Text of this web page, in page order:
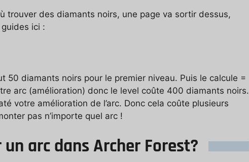
trouver des diamants noirs, une page va sortir dessus,
ici :
50 diamants noirs pour le premier niveau. Puis le calcule =
arc (amélioration) donc le level coûte 400 diamants noirs.
votre amélioration de l’arc. Donc cela coûte plusieurs
pas n’importe quel arc !
arc dans Archer Forest?